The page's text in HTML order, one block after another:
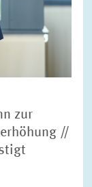
zur
//